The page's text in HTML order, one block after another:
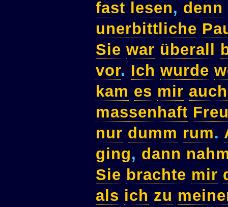
fast
lesen, denn
unerbittliche
Sie war überall
vor. Ich wurde
kam es mir auch
massenhaft
nur dumm rum.
ging, dann
Sie brachte mir
als ich zu